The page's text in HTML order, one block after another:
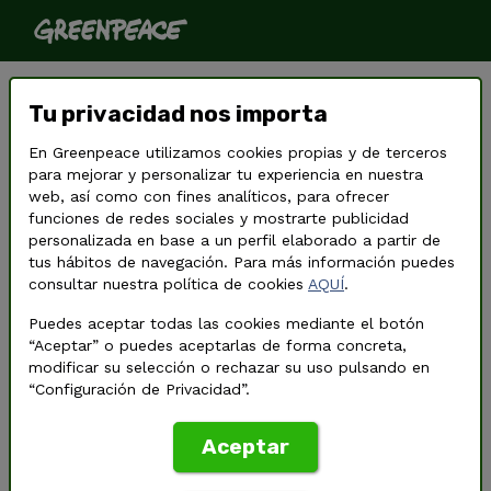
Protección para los océanos
son vitales para nuestra supervivencia; no solo
Tu privacidad nos importa
En Greenpeace utilizamos cookies propias y de terceros
para mejorar y personalizar tu experiencia en nuestra
web, así como con fines analíticos, para ofrecer
funciones de redes sociales y mostrarte publicidad
personalizada en base a un perfil elaborado a partir de
tus hábitos de navegación. Para más información puedes
consultar nuestra política de cookies AQUÍ.
Puedes aceptar todas las cookies mediante el botón
“Aceptar” o puedes aceptarlas de forma concreta,
modificar su selección o rechazar su uso pulsando en
“Configuración de Privacidad”.
Aceptar